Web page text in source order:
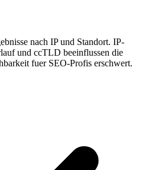
nach IP und Standort. IP-
und ccTLD beeinflussen die
fuer SEO-Profis erschwert.